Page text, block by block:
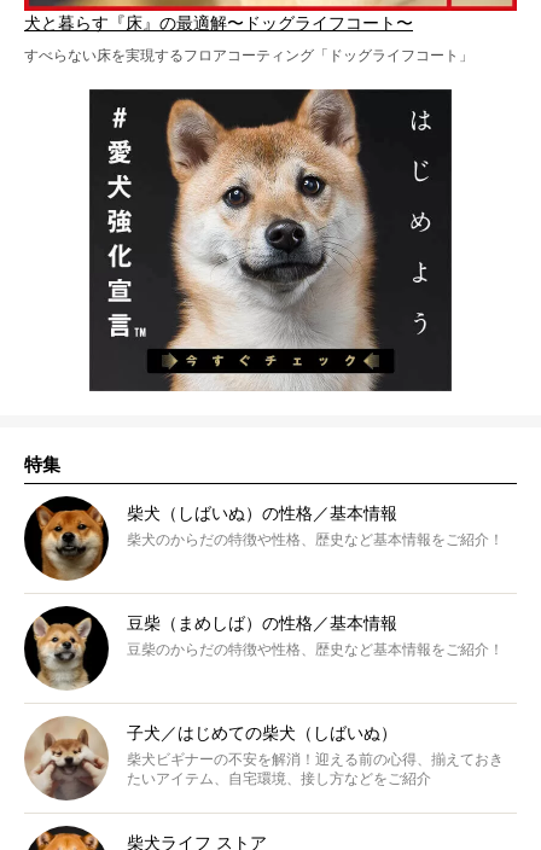
犬と暮らす『床』の最適解〜ドッグライフコート〜
すべらない床を実現するフロアコーティング「ドッグライフコート」
特集
柴犬（しばいぬ）の性格／基本情報
柴犬のからだの特徴や性格、歴史など基本情報をご紹介！
豆柴（まめしば）の性格／基本情報
豆柴のからだの特徴や性格、歴史など基本情報をご紹介！
子犬／はじめての柴犬（しばいぬ）
柴犬ビギナーの不安を解消！迎える前の心得、揃えておき
たいアイテム、自宅環境、接し方などをご紹介
柴犬ライフ ストア